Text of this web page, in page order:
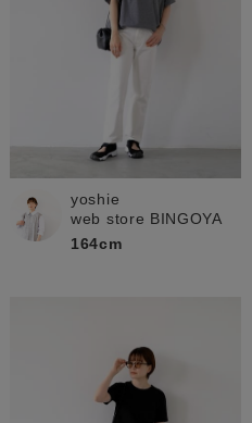
ご利用ガイド
お問い合わせ
この条件で絞り込む
yoshie
web store BINGOYA
164cm